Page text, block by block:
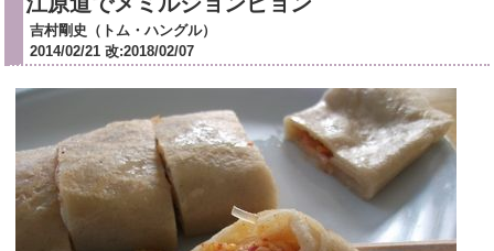
吉村剛史（トム・ハングル）
2014/02/21 改:2018/02/07